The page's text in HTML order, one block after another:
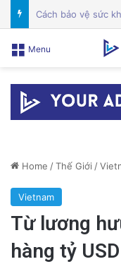
Menu
Home /Thế Giới /
Vietnam
Từ lương
hàng tỷ